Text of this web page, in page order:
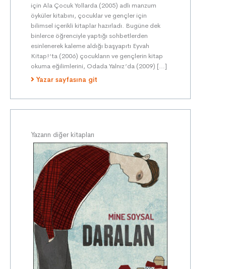
için Ala Çocuk Yollarda (2005) adlı manzum
öyküler kitabını, çocuklar ve gençler için
bilimsel içerikli kitaplar hazırladı. Bugüne dek
binlerce öğrenciyle yaptığı sohbetlerden
esinlenerek kaleme aldığı başyapıtı Eyvah
Kitap!‘ta (2006) çocukların ve gençlerin kitap
okuma eğilimlerini, Odada Yalnız ’da (2009) […]
Yazar sayfasına git
Yazarın diğer kitapları